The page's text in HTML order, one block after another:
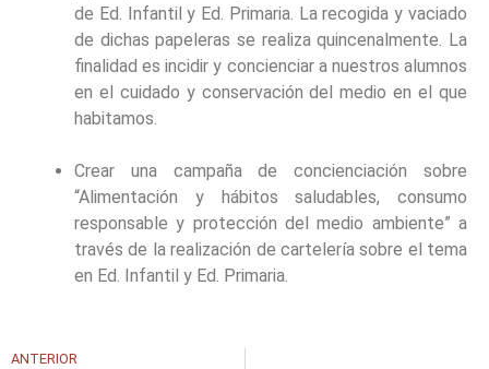
de Ed. Infantil y Ed. Primaria. La recogida y vaciado
de dichas papeleras se realiza quincenalmente. La
finalidad es incidir y concienciar a nuestros alumnos
en el cuidado y conservación del medio en el que
habitamos.
Crear una campaña de concienciación sobre
“Alimentación y hábitos saludables, consumo
responsable y protección del medio ambiente” a
través de la realización de cartelería sobre el tema
en Ed. Infantil y Ed. Primaria.
ANTERIOR